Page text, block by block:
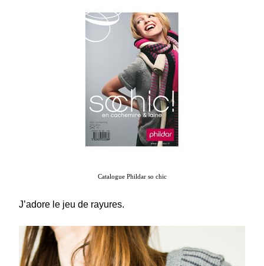
Catalogue Phildar so chic
J’adore le jeu de rayures.